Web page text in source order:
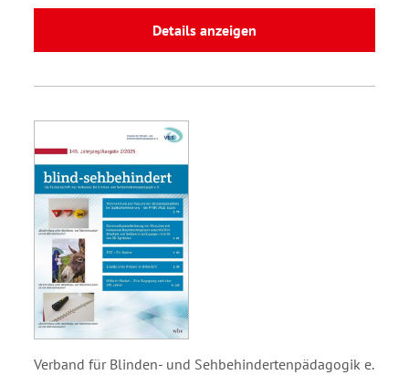
Details anzeigen
Verband für Blinden- und Sehbehindertenpädagogik e.